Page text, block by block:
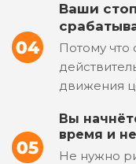
Ваши
Потому что
движения
Вы
время и
Не нужно